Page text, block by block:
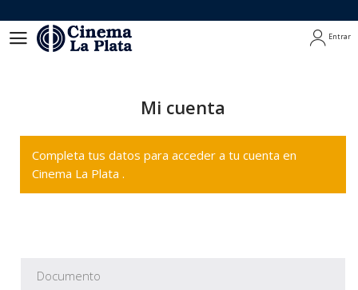
Entrar
Mi cuenta
Completa tus datos para acceder a tu cuenta en
Cinema La Plata .